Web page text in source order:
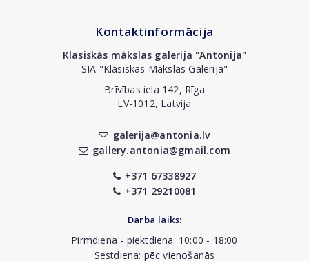
Kontaktinformācija
Klasiskās mākslas galerija "Antonija"
SIA "Klasiskās Mākslas Galerija"
Brīvības iela 142, Rīga
LV-1012, Latvija
galerija@antonia.lv
gallery.antonia@gmail.com
+371 67338927
+371 29210081
Darba laiks:
Pirmdiena - piektdiena: 10:00 - 18:00
Sestdiena: pēc vienošanās